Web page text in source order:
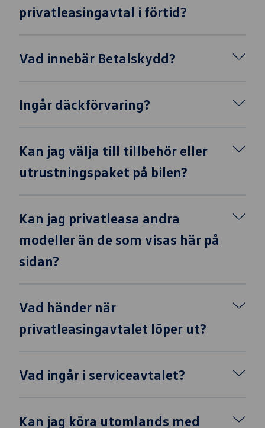
privatleasingavtal i förtid?
Vad innebär Betalskydd?
Ingår däckförvaring?
Kan jag välja till tillbehör eller
utrustningspaket på bilen?
Kan jag privatleasa andra
modeller än de som visas här på
sidan?
Vad händer när
privatleasingavtalet löper ut?
Vad ingår i serviceavtalet?
Kan jag köra utomlands med